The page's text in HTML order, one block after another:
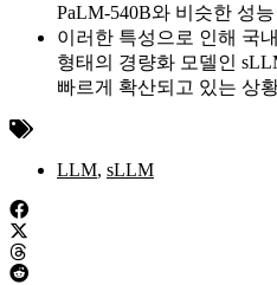
PaLM-540B와 비슷한 성
이러한 특성으로 인해 국
형태의 경량화 모델인
빠르게 확산되고 있는 상
LLM, sLLM